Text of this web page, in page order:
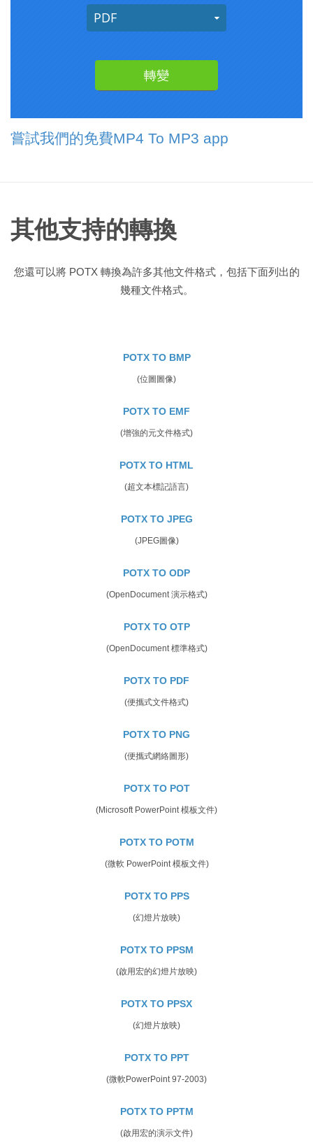
嘗試我們的免費MP4 To MP3 app
其他支持的轉換
您還可以將 POTX 轉換為許多其他文件格式，包括下面列出的
幾種文件格式。
POTX TO BMP
(位圖圖像)
POTX TO EMF
(增強的元文件格式)
POTX TO HTML
(超文本標記語言)
POTX TO JPEG
(JPEG圖像)
POTX TO ODP
(OpenDocument 演示格式)
POTX TO OTP
(OpenDocument 標準格式)
POTX TO PDF
(便攜式文件格式)
POTX TO PNG
(便攜式網絡圖形)
POTX TO POT
(Microsoft PowerPoint 模板文件)
POTX TO POTM
(微軟 PowerPoint 模板文件)
POTX TO PPS
(幻燈片放映)
POTX TO PPSM
(啟用宏的幻燈片放映)
POTX TO PPSX
(幻燈片放映)
POTX TO PPT
(微軟PowerPoint 97-2003)
POTX TO PPTM
(啟用宏的演示文件)